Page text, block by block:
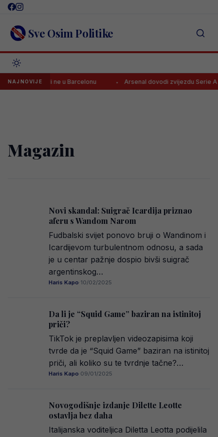
Skip
content Sve Osim Politike
NAJNOVIJE
besplatno, ali ne u Barcelonu Arsenal dovodi zvijezdu Serie A
Magazin
Novi skandal: Suigrač Icardija priznao
aferu s Wandom Narom
Fudbalski svijet ponovo bruji o Wandinom i
Icardijevom turbulentnom odnosu, a sada
je u centar pažnje dospio bivši suigrač
argentinskog…
Haris Kapo·10/02/2025
Da li je “Squid Game” baziran na istinitoj
priči?
TikTok je preplavljen videozapisima koji
tvrde da je “Squid Game” baziran na istinitoj
priči, ali koliko su te tvrdnje tačne?…
Haris Kapo·09/01/2025
Novogodišnje izdanje Dilette Leotte
ostavlja bez daha
Italijanska voditeljica Diletta Leotta podijelila